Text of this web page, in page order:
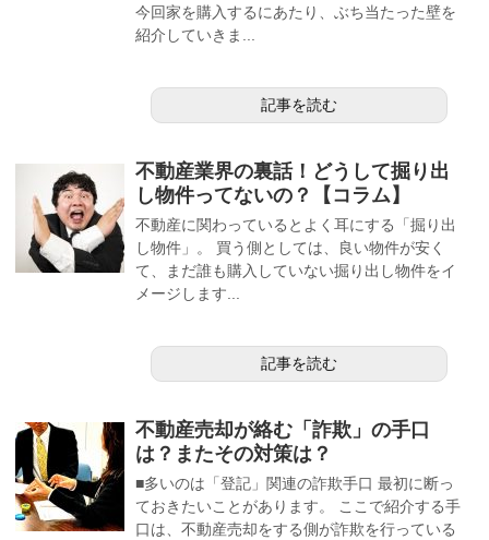
今回家を購入するにあたり、ぶち当たった壁を
紹介していきま...
記事を読む
不動産業界の裏話！どうして掘り出
し物件ってないの？【コラム】
不動産に関わっているとよく耳にする「掘り出
し物件」。 買う側としては、良い物件が安く
て、まだ誰も購入していない掘り出し物件をイ
メージします...
記事を読む
不動産売却が絡む「詐欺」の手口
は？またその対策は？
■多いのは「登記」関連の詐欺手口 最初に断っ
ておきたいことがあります。 ここで紹介する手
口は、不動産売却をする側が詐欺を行っている